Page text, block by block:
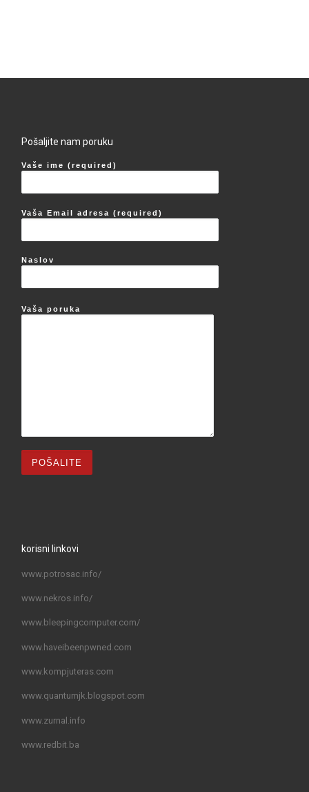
Pošaljite nam poruku
Vaše ime (required)
Vaša Email adresa (required)
Naslov
Vaša poruka
korisni linkovi
www.potrosac.info/
www.nekros.info/
www.bleepingcomputer.com/
www.haveibeenpwned.com
www.kompjuteras.com
www.quantumjk.blogspot.com
www.zurnal.info
www.redbit.ba